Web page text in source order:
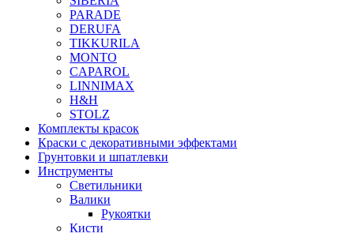
PARADE
DERUFA
TIKKURILA
MONTO
CAPAROL
LINNIMAX
H&H
STOLZ
Комплекты красок
Краски с декоративными эффектами
Грунтовки и шпатлевки
Инструменты
Светильники
Валики
Рукоятки
Кисти